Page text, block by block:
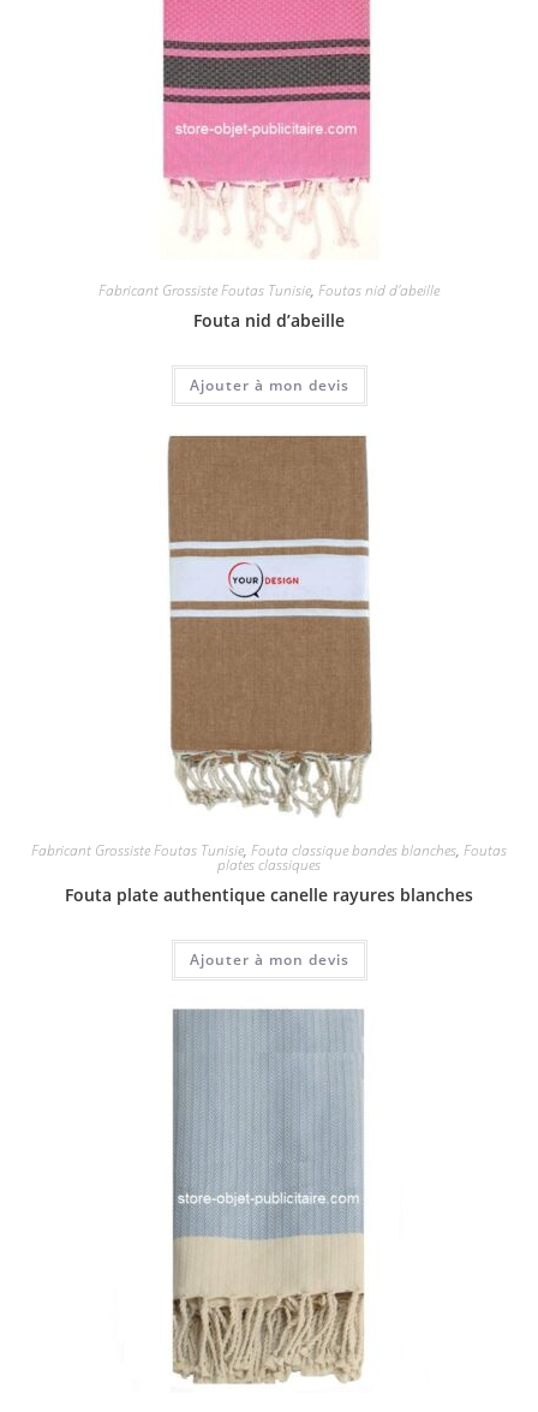
Fabricant Grossiste Foutas Tunisie, Foutas nid d'abeille
Fouta nid d’abeille
Ajouter à mon devis
Fabricant Grossiste Foutas Tunisie, Fouta classique bandes blanches, Foutas
plates classiques
Fouta plate authentique canelle rayures blanches
Ajouter à mon devis